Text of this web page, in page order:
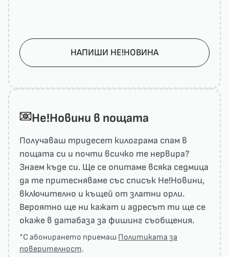
НАПИШИ НЕ!НОВИНА
He!Новини в пощата
Получаваш тридесет килограма спам в
пощата си и почти всичко те нервира?
Знаем къде си. Ще се опитаме всяка седмица
да те притесняваме със списък He!Новини,
включително и къщей от златни орли.
Вероятно ще ни кажат и адресът ти ще се
окаже в датабаза за фишинг съобщения.
*С абонирането приемаш Политиката за
поверителност.